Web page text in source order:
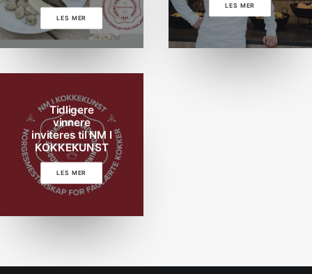
LES MER
LES MER
Tidligere
vinnere
inviteres til NM I
KOKKEKUNST
LES MER